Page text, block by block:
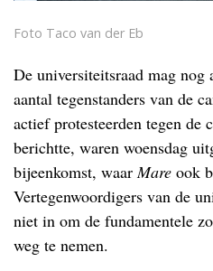
Foto Taco van der Eb
De universiteitsraad mag nog
aantal tegenstanders van de
actief protesteerden tegen de
berichtte, waren woensdag
bijeenkomst, waarMare ook
Vertegenwoordigers van de
niet in om de fundamentele
weg te nemen.